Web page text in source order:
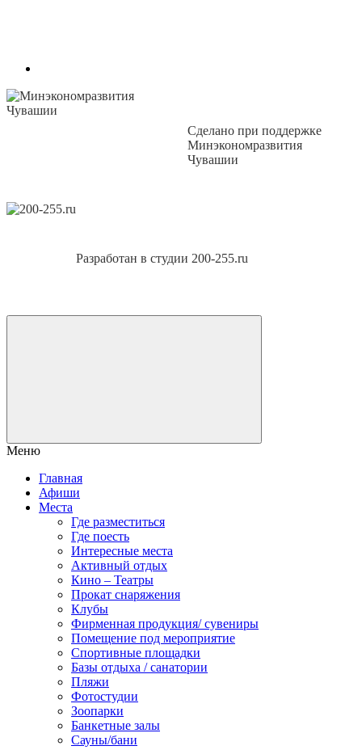
Сделано при поддержке
Минэкономразвития
Чувашии
Разработан в студии 200-255.ru
Меню
Главная
Афиши
Места
Где разместиться
Где поесть
Интересные места
Активный отдых
Кино – Театры
Прокат снаряжения
Клубы
Фирменная продукция/ сувениры
Помещение под мероприятие
Спортивные площадки
Базы отдыха / санатории
Пляжи
Фотостудии
Зоопарки
Банкетные залы
Сауны/бани